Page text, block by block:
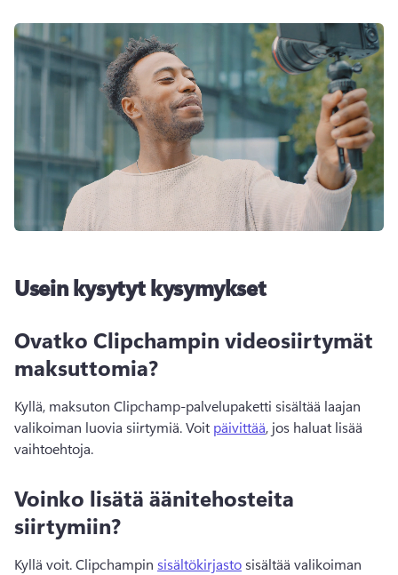
Usein kysytyt kysymykset
Ovatko Clipchampin videosiirtymät
maksuttomia?
Kyllä, maksuton Clipchamp-palvelupaketti sisältää laajan
valikoiman luovia siirtymiä. Voit päivittää, jos haluat lisää
vaihtoehtoja.
Voinko lisätä äänitehosteita
siirtymiin?
Kyllä voit. Clipchampin sisältökirjasto sisältää valikoiman